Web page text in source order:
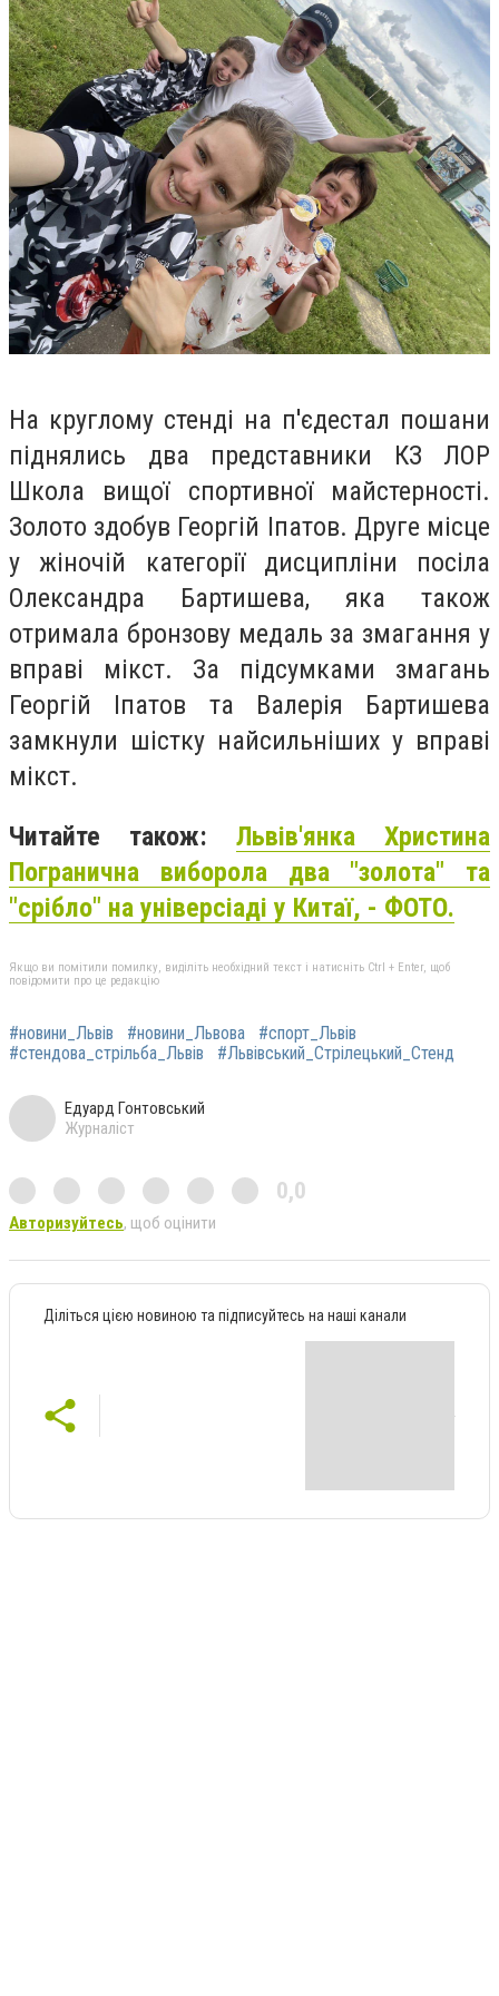
На круглому стенді на п'єдестал пошани
піднялись два представники КЗ ЛОР
Школа вищої спортивної майстерності.
Золото здобув Георгій Іпатов. Друге місце
у жіночій категорії дисципліни посіла
Олександра Бартишева, яка також
отримала бронзову медаль за змагання у
вправі мікст. За підсумками змагань
Георгій Іпатов та Валерія Бартишева
замкнули шістку найсильніших у вправі
мікст.
Читайте також: Львів'янка Христина
Погранична виборола два "золота" та
"срібло" на універсіаді у Китаї, - ФОТО.
Якщо ви помітили помилку, виділіть необхідний текст і натисніть Ctrl + Enter, щоб
повідомити про це редакцію
#новини_Львів #новини_Львова
#спорт_Львів
#стендова_стрільба_Львів
#Львівський_Стрілецький_Стенд
Едуард Гонтовський
Журналіст
0,0
Авторизуйтесь, щоб оцінити
Діліться цією новиною та підписуйтесь на наші канали